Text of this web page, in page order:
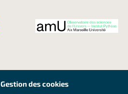
Gestion des cookies